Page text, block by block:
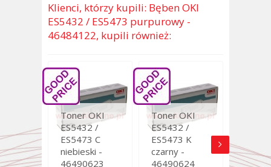
Klienci, którzy kupili: Bęben OKI
ES5432 / ES5473 purpurowy -
46484122, kupili również:
Toner OKI
ES5432 /
ES5473 C
niebieski -
46490623
Toner OKI
ES5432 /
ES5473 K
czarny -
46490624